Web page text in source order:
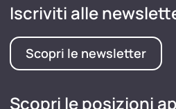
Iscriviti alle
Scopri le newsletter
Scopri le posizioni